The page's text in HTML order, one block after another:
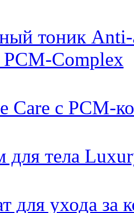
тоник Anti-
Complex
Care с PCM-
тела
для ухода за